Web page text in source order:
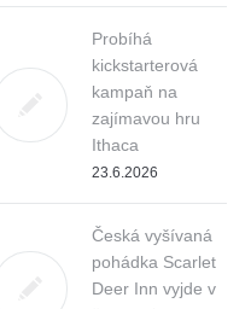
Probíhá
kickstarterová
kampaň na
zajímavou hru
Ithaca
23.6.2026
Česká vyšívaná
pohádka Scarlet
Deer Inn vyjde v